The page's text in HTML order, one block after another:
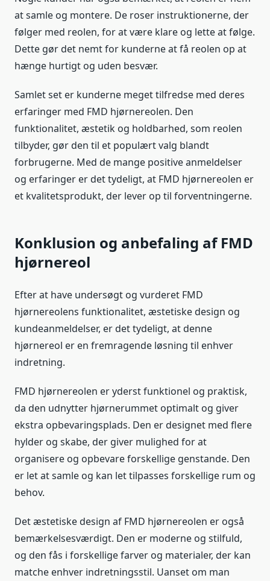
at samle og montere. De roser instruktionerne, der
følger med reolen, for at være klare og lette at følge.
Dette gør det nemt for kunderne at få reolen op at
hænge hurtigt og uden besvær.
Samlet set er kunderne meget tilfredse med deres
erfaringer med FMD hjørnereolen. Den
funktionalitet, æstetik og holdbarhed, som reolen
tilbyder, gør den til et populært valg blandt
forbrugerne. Med de mange positive anmeldelser
og erfaringer er det tydeligt, at FMD hjørnereolen er
et kvalitetsprodukt, der lever op til forventningerne.
Konklusion og anbefaling af FMD
hjørnereol
Efter at have undersøgt og vurderet FMD
hjørnereolens funktionalitet, æstetiske design og
kundeanmeldelser, er det tydeligt, at denne
hjørnereol er en fremragende løsning til enhver
indretning.
FMD hjørnereolen er yderst funktionel og praktisk,
da den udnytter hjørnerummet optimalt og giver
ekstra opbevaringsplads. Den er designet med flere
hylder og skabe, der giver mulighed for at
organisere og opbevare forskellige genstande. Den
er let at samle og kan let tilpasses forskellige rum og
behov.
Det æstetiske design af FMD hjørnereolen er også
bemærkelsesværdigt. Den er moderne og stilfuld,
og den fås i forskellige farver og materialer, der kan
matche enhver indretningsstil. Uanset om man